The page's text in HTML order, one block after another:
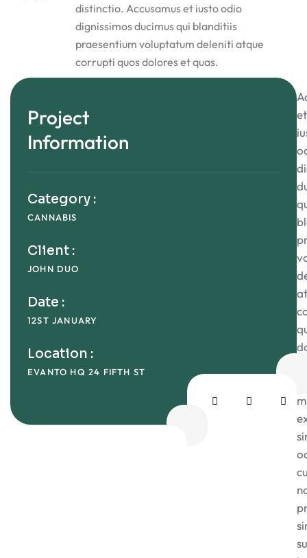
distinctio. Accusamus et iusto odio
dignissimos ducimus qui blanditiis
praesentium voluptatum deleniti atque
corrupti quos dolores et quas.
Project
Information
Category :
CANNABIS
Client :
JOHN DUO
Date :
12ST JANUARY
Location :
EVANTO HQ 24 FIFTH ST
et